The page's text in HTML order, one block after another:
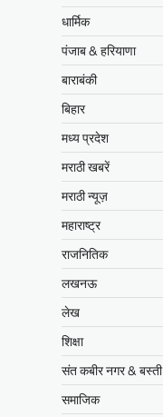
धार्मिक
पंजाब & हरियाणा
बाराबंकी
बिहार
मध्य प्रदेश
मराठी खबरें
मराठी न्यूज़
महाराष्ट्र
राजनितिक
लखनऊ
लेख
शिक्षा
संत कबीर नगर & बस्ती
समाजिक